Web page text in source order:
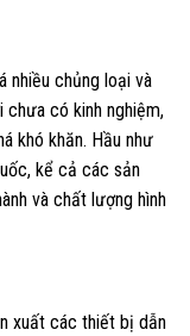
nhiều chủng loại và
chưa có kinh nghiệm,
khó khăn. Hầu như
kể cả các sản
và chất lượng hình
xuất các thiết bị dẫn